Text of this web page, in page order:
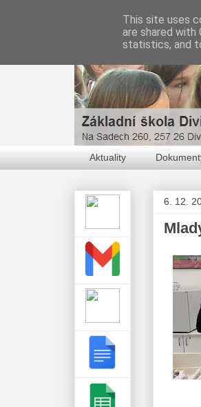
Aktuality
6. 12.
This site uses
are shared
statistics, and